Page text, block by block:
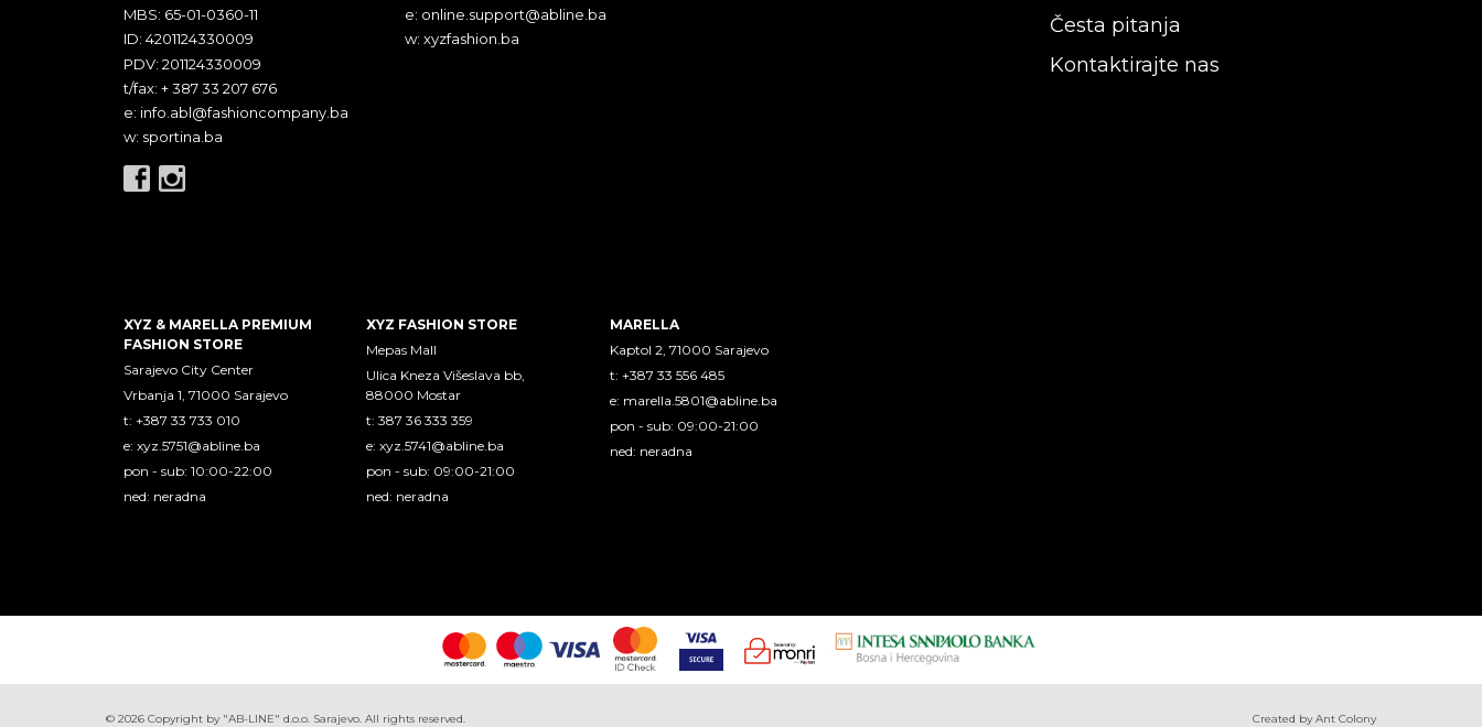
MBS: 65-01-0360-11
ID: 4201124330009
PDV: 201124330009
t/fax: + 387 33 207 676
e: info.abl@fashioncompany.ba
w: sportina.ba
e: online.support@abline.ba
w: xyzfashion.ba
Česta pitanja
Kontaktirajte nas
XYZ & MARELLA PREMIUM
FASHION STORE
Sarajevo City Center
Vrbanja 1, 71000 Sarajevo
t: +387 33 733 010
e: xyz.5751@abline.ba
pon - sub: 10:00-22:00
ned: neradna
XYZ FASHION STORE
Mepas Mall
Ulica Kneza Višeslava bb,
88000 Mostar
t: 387 36 333 359
e:xyz.5741@abline.ba
pon - sub: 09:00-21:00
ned: neradna
MARELLA
Kaptol 2, 71000 Sarajevo
t: +387 33 556 485
e: marella.5801@abline.ba
pon - sub: 09:00-21:00
ned: neradna
© 2026 Copyright by "AB-LINE" d.o.o. Sarajevo. All rights reserved. Created by Ant Colony